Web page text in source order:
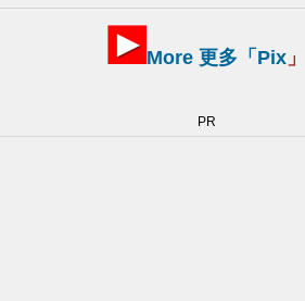
More 更多「 Pix」
PR